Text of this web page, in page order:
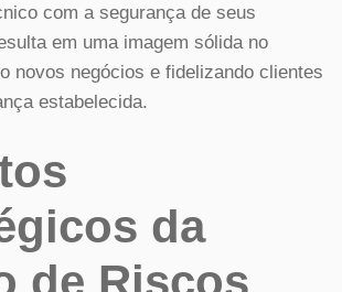
com a segurança de seus
em uma imagem sólida no
novos negócios e fidelizando clientes
estabelecida.
da